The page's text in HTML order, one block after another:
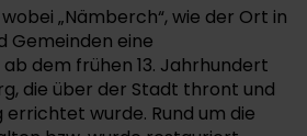
„Nämberch“, wie der Ort in
Gemeinden eine
dem frühen 13. Jahrhundert
die über der Stadt thront und
errichtet wurde. Rund um die